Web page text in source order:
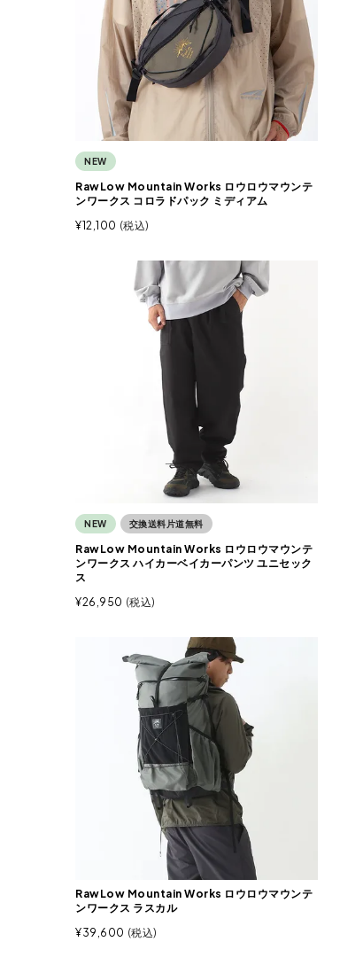
NEW
RawLow Mountain Works ロウロウマウンテ
ンワークス コロラドパック ミディアム
¥12,100 税込
NEW 交換送料片道無料
RawLow Mountain Works ロウロウマウンテ
ンワークス ハイカーベイカーパンツ ユニセック
ス
¥26,950 税込
RawLow Mountain Works ロウロウマウンテ
ンワークス ラスカル
¥39,600 税込